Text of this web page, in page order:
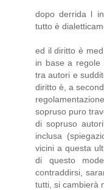
dopo derrida l
tutto è
ed il diritto è
in base a regole
tra autori e
diritto è, a
sopruso puro
di sopruso
inclusa
vicini a questa
di questo
contraddirsi,
tutti, si cambierà